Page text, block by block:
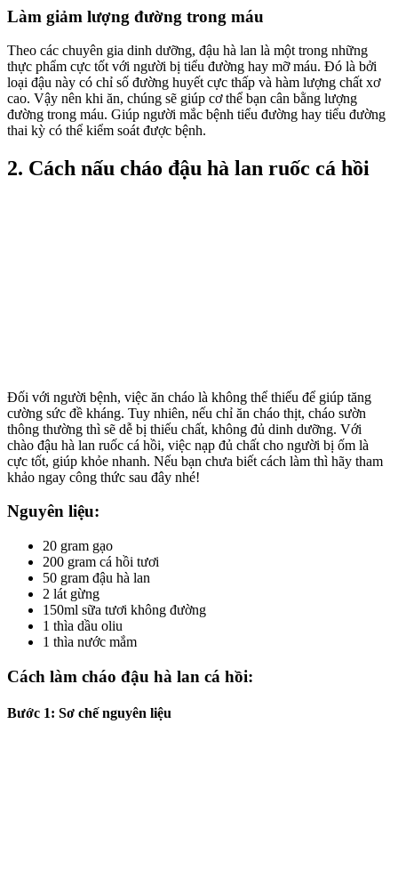
Làm giảm lượng đường trong máu
Theo các chuyên gia dinh dưỡng, đậu hà lan là một trong những
thực phẩm cực tốt với người bị tiểu đường hay mỡ máu. Đó là bởi
loại đậu này có chỉ số đường huyết cực thấp và hàm lượng chất xơ
cao. Vậy nên khi ăn, chúng sẽ giúp cơ thể bạn cân bằng lượng
đường trong máu. Giúp người mắc bệnh tiểu đường hay tiểu đường
thai kỳ có thể kiểm soát được bệnh.
2. Cách nấu cháo đậu hà lan ruốc cá hồi
Đối với người bệnh, việc ăn cháo là không thể thiếu để giúp tăng
cường sức đề kháng. Tuy nhiên, nếu chỉ ăn cháo thịt, cháo sườn
thông thường thì sẽ dễ bị thiếu chất, không đủ dinh dưỡng. Với
chào đậu hà lan ruốc cá hồi, việc nạp đủ chất cho người bị ốm là
cực tốt, giúp khỏe nhanh. Nếu bạn chưa biết cách làm thì hãy tham
khảo ngay công thức sau đây nhé!
Nguyên liệu:
20 gram gạo
200 gram cá hồi tươi
50 gram đậu hà lan
2 lát gừng
150ml sữa tươi không đường
1 thìa dầu oliu
1 thìa nước mắm
Cách làm cháo đậu hà lan cá hồi:
Bước 1: Sơ chế nguyên liệu